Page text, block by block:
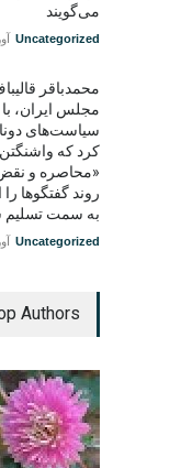
می‌گویند
Uncategorized
محمدباقر
مجلس ایران، با
سیاست‌های
کرد که واشنگتن
«محاصره و
روند گفتگوها
به سمت تسلیم
Uncategorized
Authors